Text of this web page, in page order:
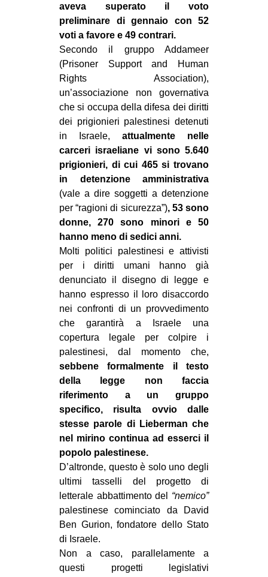
aveva superato il voto
preliminare di gennaio con 52
voti a favore e 49 contrari.
Secondo il gruppo Addameer
(Prisoner Support and Human
Rights Association),
un’associazione non governativa
che si occupa della difesa dei diritti
dei prigionieri palestinesi detenuti
in Israele, attualmente nelle
carceri israeliane vi sono 5.640
prigionieri, di cui 465 si trovano
in detenzione amministrativa
(vale a dire soggetti a detenzione
per “ragioni di sicurezza”), 53 sono
donne, 270 sono minori e 50
hanno meno di sedici anni.
Molti politici palestinesi e attivisti
per i diritti umani hanno già
denunciato il disegno di legge e
hanno espresso il loro disaccordo
nei confronti di un provvedimento
che garantirà a Israele una
copertura legale per colpire i
palestinesi, dal momento che,
sebbene formalmente il testo
della legge non faccia
riferimento a un gruppo
specifico, risulta ovvio dalle
stesse parole di Lieberman che
nel mirino continua ad esserci il
popolo palestinese.
D’altronde, questo è solo uno degli
ultimi tasselli del progetto di
letterale abbattimento del “nemico”
palestinese cominciato da David
Ben Gurion, fondatore dello Stato
di Israele.
Non a caso, parallelamente a
questi progetti legislativi